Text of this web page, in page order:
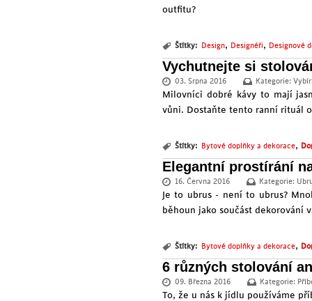
outfitu?
Štítky: Design, Designéři, Designové
Vychutnejte si
03. Srpna 2016 Kategorie:
Milovníci dobré kávy to mají
vůni. Dostaňte tento ranní rituál
Štítky: Bytové doplňky a dekorace,
Elegantní prostírání
16. Června 2016 Kategorie:
Je to ubrus - není to ubrus?
běhoun jako součást dekorování
Štítky: Bytové doplňky a dekorace,
6 různých stolování
09. Března 2016 Kategorie:
To, že u nás k jídlu používáme